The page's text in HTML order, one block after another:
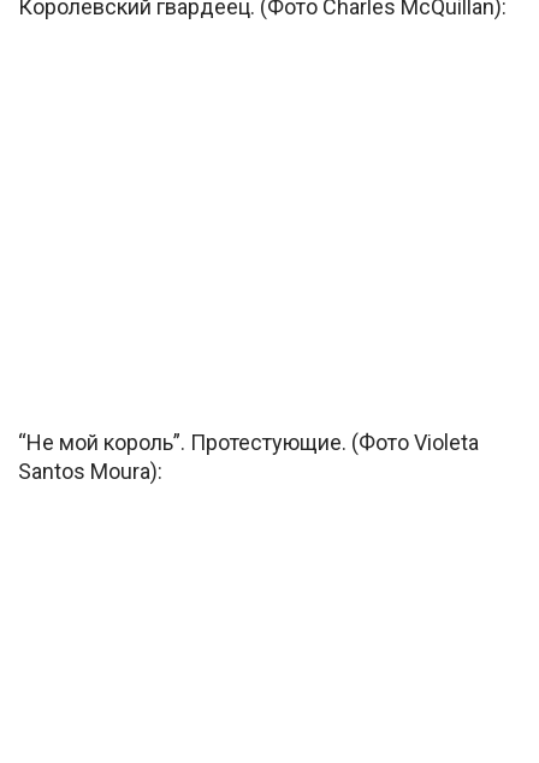
Королевский гвардеец. (Фото Charles McQuillan):
“Не мой король”. Протестующие. (Фото Violeta
Santos Moura):